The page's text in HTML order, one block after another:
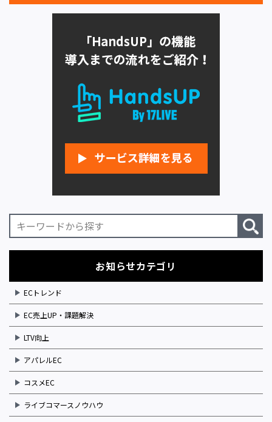
お知らせカテゴリ
ECトレンド
EC売上UP・課題解決
LTV向上
アパレルEC
コスメEC
ライブコマースノウハウ